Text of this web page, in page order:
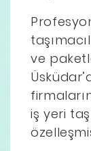
ve
iş yeri